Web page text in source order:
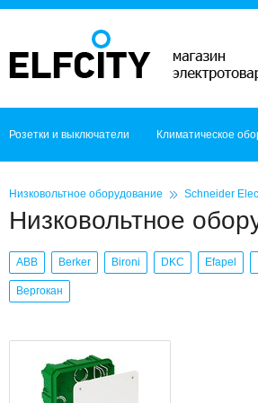
Розетки и выключатели Климатическое
Низковольтное оборудование Schneider
Низковольтное
ABB Berker Bironi DKC Efapel
Вергокан